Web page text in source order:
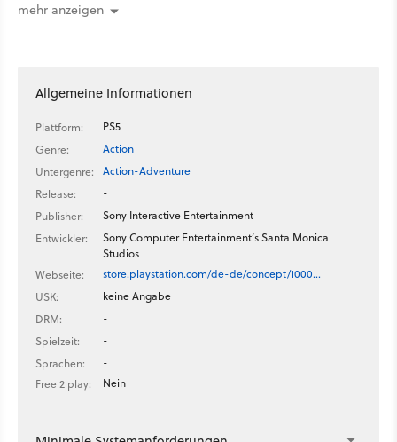
mehr anzeigen
Allgemeine Informationen
Plattform:
PS5
Genre:
Action
Untergenre:
Action-Adventure
Release:
-
Publisher:
Sony Interactive Entertainment
Entwickler:
Sony Computer Entertainment’s Santa Monica
Studios
Webseite:
store.playstation.com/de-de/concept/1000…
USK:
keine Angabe
DRM:
-
Spielzeit:
-
Sprachen:
-
Free 2 play:
Nein